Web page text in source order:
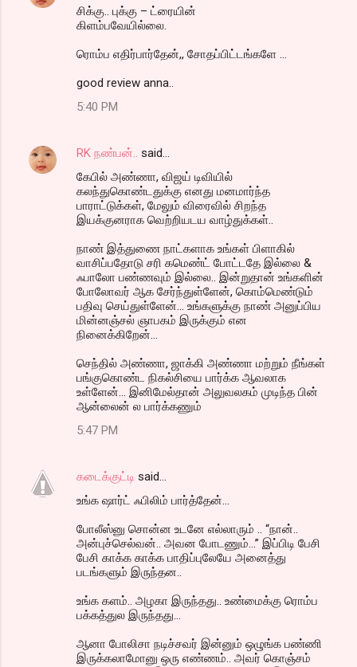
சிக்கு.. புக்கு – ட்ரையின்
கிளம்பவேயில்லை.
ரொம்ப எதிர்பார்தேன்,, சோதப்பிட்டங்களே ...
good review anna..
5:40 PM
RK நண்பன்..
said…
கேபில் அண்ணா, விஜய் டிவியில்
கலந்துகொண்டதுக்கு எனது மனமார்ந்த
பாராட்டுக்கள், மேலும் விரைவில் சிறந்த
இயக்குனராக வெற்றியடய வாழ்துக்கள்..
நாண் இத்துணை நாட்களாக உங்கள் பிளாகில்
வாசிப்பதோடு சரி கமெண்ட் போட்டதே இல்லை &
ஃபாலோ பண்ணவும் இல்லை.. இன்றுதான் உங்களின்
போலோவர் ஆக சேர்ந்துள்ளேன், கொம்மெண்டும்
பதிவு செய்துள்ளேன்... உங்களுக்கு நாண் அனுப்பிய
மின்னஞ்சல் ஞாபகம் இருக்கும் என
நினைக்கிறேன்...
செந்தில் அண்ணா, ஜாக்கி அண்ணா மற்றும் நீங்கள்
பங்குகொண்ட நிகல்சியை பார்க்க ஆவலாக
உள்ளேன்... இனிமேல்தான் அலுவலகம் முடிந்த பின்
ஆன்லைன் ல பார்க்கணும்
5:47 PM
கடைக்குட்டி said…
உங்க ஷார்ட் ஃபிலிம் பார்த்தேன்...
போலீஸ்னு சொன்ன உடனே எல்லாரும் .. “நான்..
அன்புச்செல்வன்.. அவன போடணும்...” இப்பிடி பேசி
பேசி காக்க காக்க பாதிப்புலேயே அனைத்து
படங்களும் இருந்தன..
உங்க களம்.. அழகா இருந்தது.. உண்மைக்கு ரொம்ப
பக்கத்துல இருந்தது...
ஆனா போலிசா நடிச்சவர் இன்னும் ஒழுங்க பண்ணி
இருக்கலாமோனு ஒரு எண்ணம்.. அவர் கொஞ்சம்